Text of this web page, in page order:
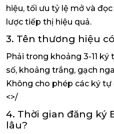
hiệu, tối ưu tỷ lệ mở và
lược tiếp thị hiệu quả.
3. Tên thương hiệu
Phải trong khoảng 3-11 ký
số, khoảng trắng, gạch
Không cho phép các ký
<>/
4. Thời gian đăng ký
lâu?